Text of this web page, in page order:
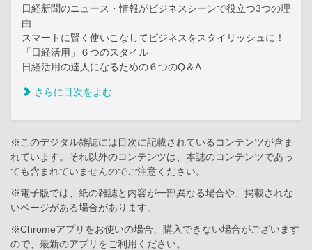
日経新聞のニュース・情報がビジネスシーンで役立つ3つの理
由
スマートに賢く使いこなしてビジネスをスタイリッシュに！
「日経活用」６つのスタイル
日経活用の達人になるための６つのQ＆A
さらに目次をよむ
※このデジタル雑誌には目次に記載されているコンテンツが含ま
れています。それ以外のコンテンツは、本誌のコンテンツであっ
ても含まれていませんのでご注意ください。
※電子版では、紙の雑誌と内容が一部異なる場合や、掲載されな
いページがある場合があります。
※Chromeアプリをお使いの場合、購入できない場合がございます
ので、最新のアプリをご利用ください。